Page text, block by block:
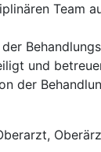
Team
und
der